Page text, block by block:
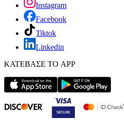
Instagram
Facebook
Tiktok
Linkedin
ΚΑΤΕΒΑΣΕ ΤΟ APP